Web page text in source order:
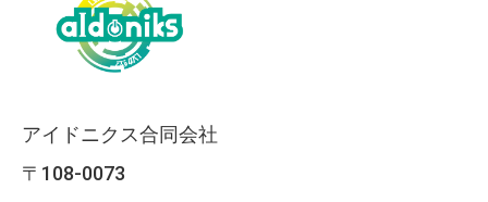
アイドニクス合同会社
〒108-0073